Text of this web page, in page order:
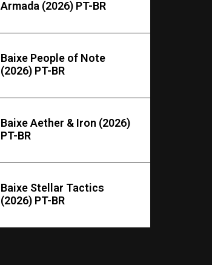
Armada (2026) PT-BR
Baixe People of Note
(2026) PT-BR
Baixe Aether & Iron (2026)
PT-BR
Baixe Stellar Tactics
(2026) PT-BR